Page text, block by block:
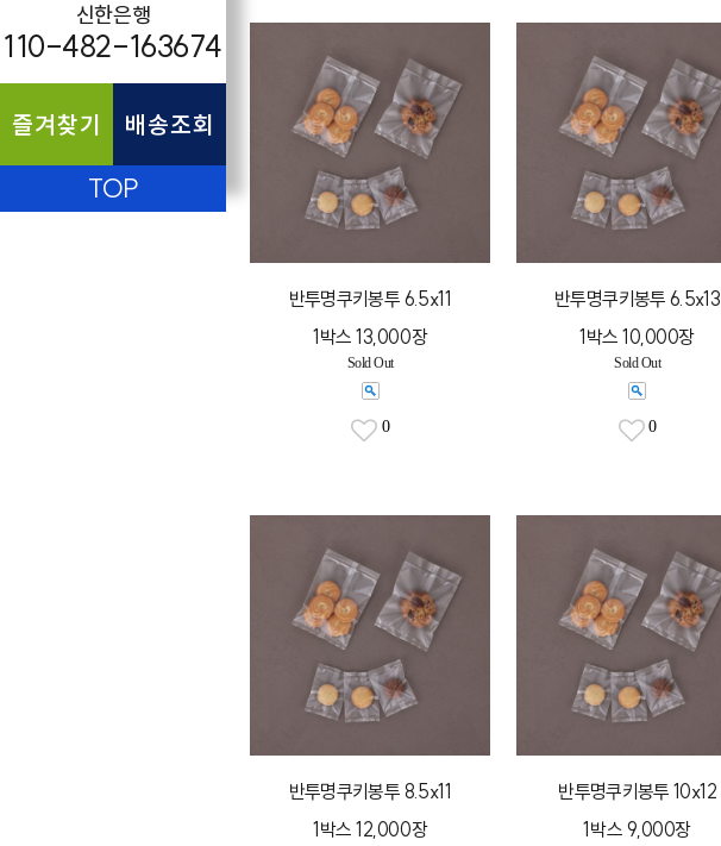
신한은행
110-482-163674
즐겨찾기 배송조회
TOP
반투명쿠키봉투 6.5x11
1박스 13,000장
Sold Out
0
반투명쿠키봉투 6.5x13
1박스 10,000장
Sold Out
0
반투명쿠키봉투 8.5x11
1박스 12,000장
반투명쿠키봉투 10x12
1박스 9,000장